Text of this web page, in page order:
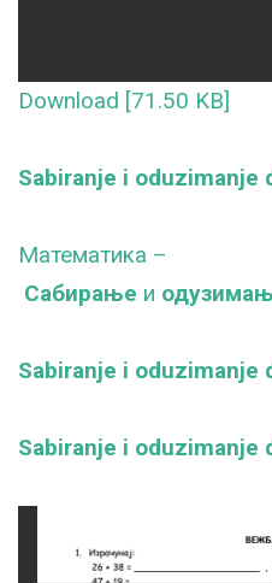
Download [71.50 KB]
Sabiranje i oduzimanje
Математика –
Сабирање и
Sabiranje i oduzimanje
Sabiranje i oduzimanje